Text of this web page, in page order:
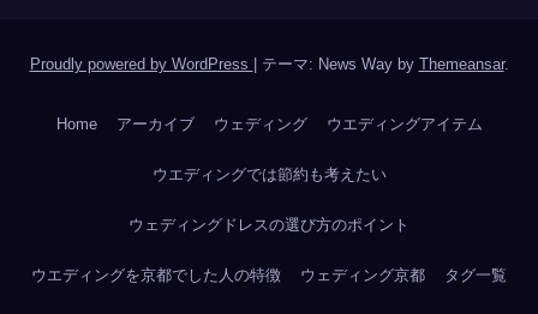
Proudly powered by WordPress テーマ: News Way by Themeansar.
Home アーカイブ ウェディング ウエディングアイテム
ウエディングでは節約も考えたい
ウェディングドレスの選び方のポイント
ウエディングを京都でした人の特徴 ウェディング京都 タグ一覧